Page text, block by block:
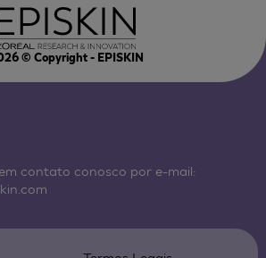
© Copyright - EPISKIN
contato conosco por e-mail: